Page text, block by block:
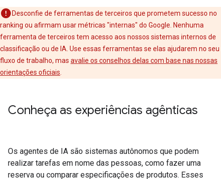
Desconfie de ferramentas de terceiros que prometem sucesso no
ranking ou afirmam usar métricas "internas" do Google. Nenhuma
ferramenta de terceiros tem acesso aos nossos sistemas internos de
classificação ou de IA. Use essas ferramentas se elas ajudarem no seu
fluxo de trabalho, mas avalie os conselhos delas com base nas nossas
orientações oficiais
Conheça as experiências agênticas
Os agentes de IA são sistemas autônomos que podem
realizar tarefas em nome das pessoas, como fazer uma
reserva ou comparar especificações de produtos. Esses